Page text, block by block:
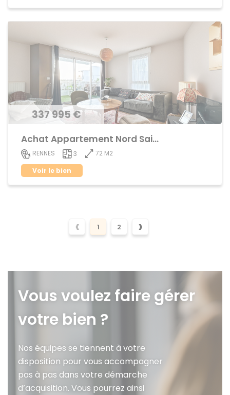
337 995 €
Achat Appartement Nord Saint-Martin
RENNES 3
72 M2
Voir le bien
‹ 1 2 ›
Vous voulez faire gérer
votre bien ?
Nos équipes se tiennent à votre
disposition pour vous accompagner
pas à pas dans votre démarche
d’acquisition. Vous pourrez ainsi